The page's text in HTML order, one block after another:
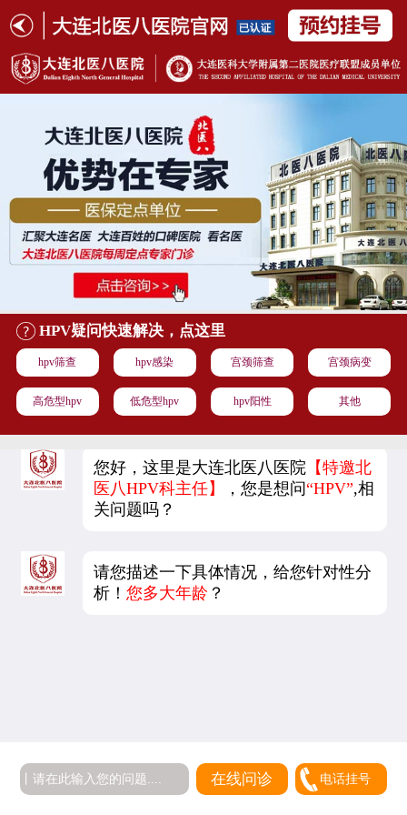
HPV疑问快速解决，点这里
hpv筛查 hpv感染 宫颈筛查 宫颈病变
高危型hpv 低危型hpv hpv阳性 其他
您好，这里是大连北医八医院 【特邀北
医八HPV科主任】
，您是想问“HPV”,相
关问题吗？
请您描述一下具体情况，给您针对性分
析！您多大年龄 ？
在线问诊 电话挂号